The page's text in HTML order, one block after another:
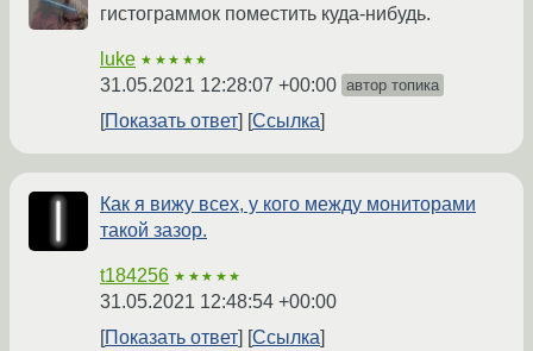
гистограммок поместить куда-нибудь.
luke ★★★★★
31.05.2021 12:28:07 +00:00 автор топика
Показать ответ Ссылка
Как я вижу всех, у кого между мониторами
такой зазор.
t184256 ★★★★★
31.05.2021 12:48:54 +00:00
Показать ответ
Ссылка